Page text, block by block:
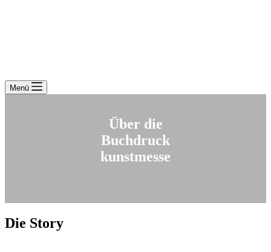
Menü
Über die
Buchdruck
kunstmesse
Die Story